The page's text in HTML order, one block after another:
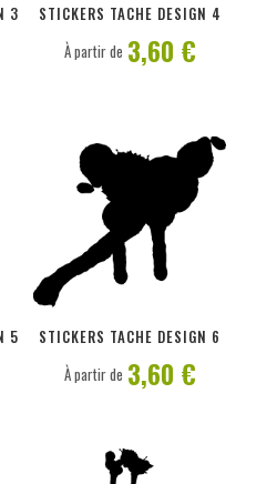
3 STICKERS TACHE DESIGN 4
À partir de 3,60 €
5 STICKERS TACHE DESIGN 6
À partir de 3,60 €